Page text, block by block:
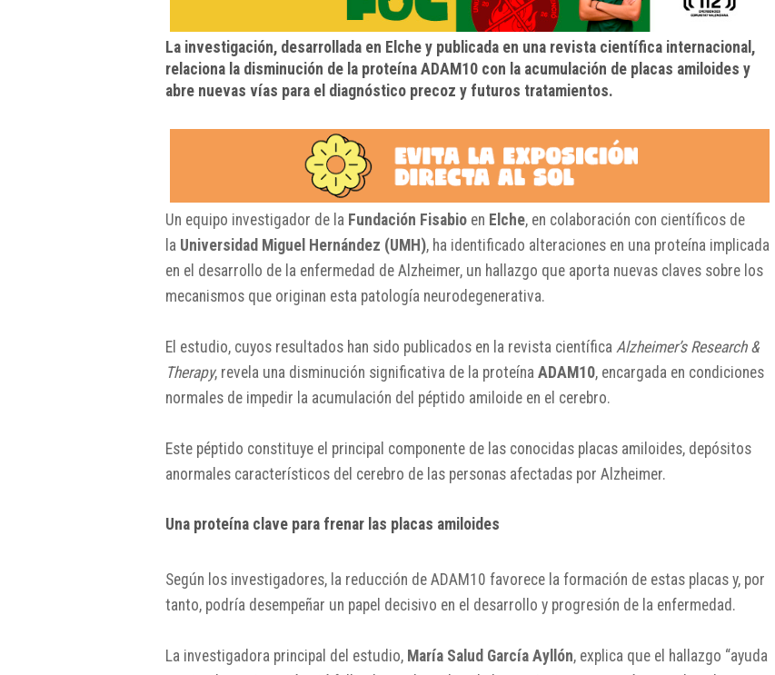
La investigación, desarrollada en Elche y publicada en una revista científica internacional,
relaciona la disminución de la proteína ADAM10 con la acumulación de placas amiloides y
abre nuevas vías para el diagnóstico precoz y futuros tratamientos.
Un equipo investigador de la Fundación Fisabio en Elche, en colaboración con científicos de
la Universidad Miguel Hernández (UMH), ha identificado alteraciones en una proteína implicada
en el desarrollo de la enfermedad de Alzheimer, un hallazgo que aporta nuevas claves sobre los
mecanismos que originan esta patología neurodegenerativa.
El estudio, cuyos resultados han sido publicados en la revista científica Alzheimer’s Research &
Therapy, revela una disminución significativa de la proteína ADAM10, encargada en condiciones
normales de impedir la acumulación del péptido amiloide en el cerebro.
Este péptido constituye el principal componente de las conocidas placas amiloides, depósitos
anormales característicos del cerebro de las personas afectadas por Alzheimer.
Una proteína clave para frenar las placas amiloides
Según los investigadores, la reducción de ADAM10 favorece la formación de estas placas y, por
tanto, podría desempeñar un papel decisivo en el desarrollo y progresión de la enfermedad.
La investigadora principal del estudio, María Salud García Ayllón, explica que el hallazgo “ayuda